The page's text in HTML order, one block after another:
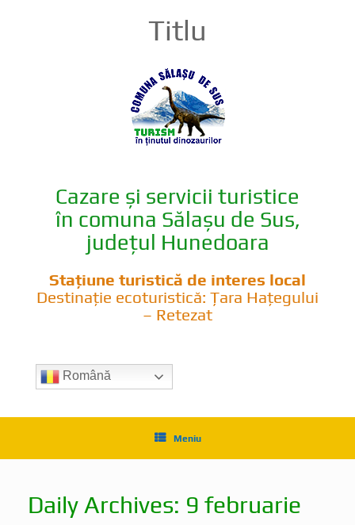
Titlu
Cazare și servicii turistice
în comuna Sălașu de Sus,
județul Hunedoara
Stațiune turistică de interes local
Destinație ecoturistică: Țara Hațegului
– Retezat
Română
Meniu
Daily Archives: 9 februarie